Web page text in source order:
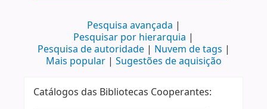
Pesquisa avançada
Pesquisar por hierarquia
Pesquisa de autoridade
Nuvem de tags
Mais popular
Sugestões de aquisição
Catálogos das Bibliotecas Cooperantes: